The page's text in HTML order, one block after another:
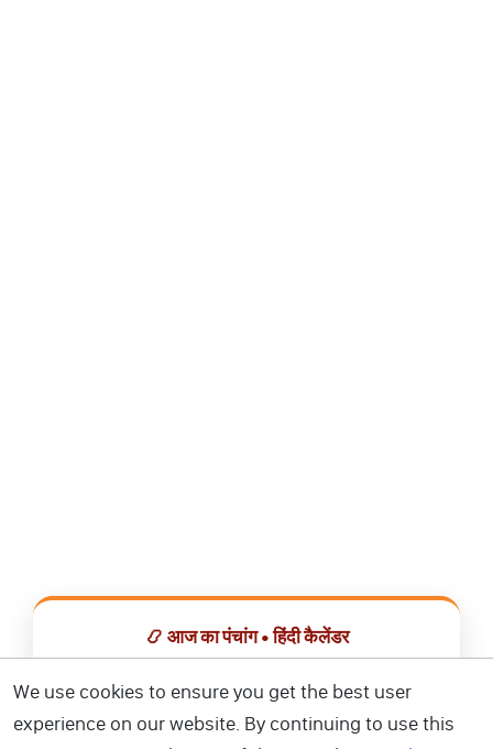
📿 आज का पंचांग • हिंदी कैलेंडर
📅 हिंदी कैलेंडर ऐप डाउनलोड करें
We use cookies to ensure you get the best user
experience on our website. By continuing to use this